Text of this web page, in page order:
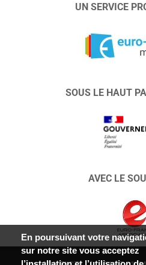
UN SERVICE
SOUS LE HAUT
AVEC LE
En poursuivant votre
sur notre site vous acceptez